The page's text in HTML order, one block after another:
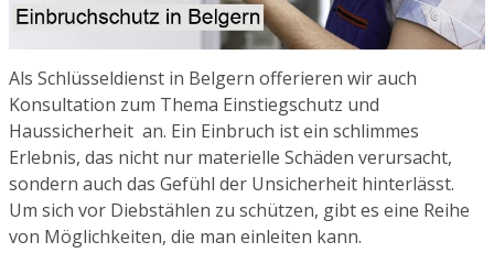
Als Schlüsseldienst in Belgern offerieren wir auch
Konsultation zum Thema Einstiegschutz und
Haussicherheit an. Ein Einbruch ist ein schlimmes
Erlebnis, das nicht nur materielle Schäden verursacht,
sondern auch das Gefühl der Unsicherheit hinterlässt.
Um sich vor Diebstählen zu schützen, gibt es eine Reihe
von Möglichkeiten, die man einleiten kann.